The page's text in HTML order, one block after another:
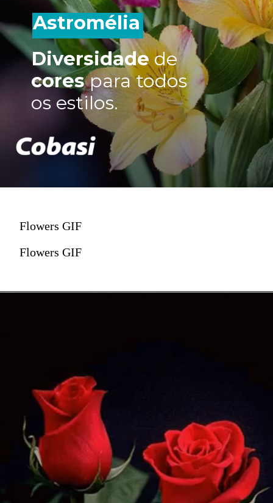
Astromélia
Diversidadede
corespara todos
os estilos.
Flowers GIF
Flowers GIF